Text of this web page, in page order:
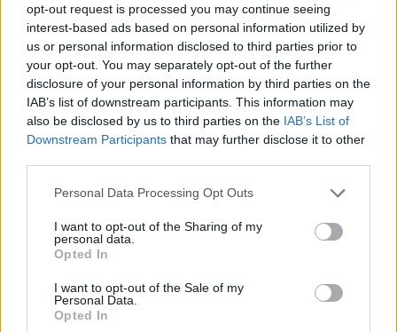
opt-out request is processed you may continue seeing
interest-based ads based on personal information utilized by
us or personal information disclosed to third parties prior to
your opt-out. You may separately opt-out of the further
disclosure of your personal information by third parties on the
IAB’s list of downstream participants. This information may
also be disclosed by us to third parties on the IAB’s List of
Downstream Participants that may further disclose it to other
Please note that this website/app uses one or more Google
not limited to your visit or usage behaviour. You may click to
grant or deny consent to Google and its third-party tags to
use your data for below specified purposes in below Google
consent section.
Personal Data Processing Opt Outs
I want to opt-out of the Sharing of my
personal data.
Opted In
I want to opt-out of the Sale of my
Personal Data.
Opted In
200 ezer elnyomottért sztrájkolnak:
a Fidesz béremelési politikája csak a
Kettős Mérce vendégszerző
A Magyar Köztisztviselők, Közalkalmazottak és
Közszolgálati Dolgozók Szakszervezete sztrájkot
hirdet 200 ezer közalkalmazott elmaradt